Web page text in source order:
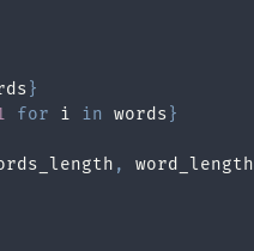
}
for i in words }
, word_length